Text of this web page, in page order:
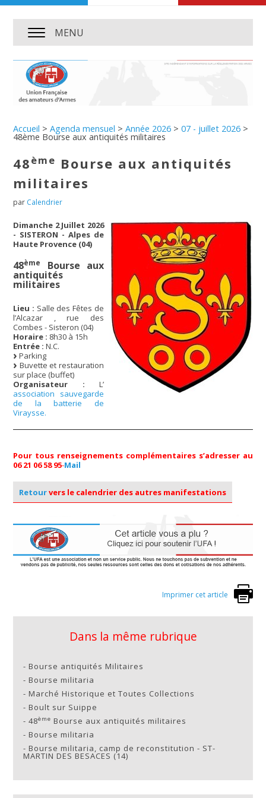
MENU
Accueil >Agenda mensuel >Année 2026 >07 - juillet 2026 >
48ème Bourse aux antiquités militaires
48ème Bourse aux antiquités
militaires
par Calendrier
Dimanche 2 Juillet 2026
- SISTERON - Alpes de
Haute Provence (04)
48ème Bourse aux
antiquités
militaires
Lieu : Salle des Fêtes de
l’Alcazar , rue des
Combes - Sisteron (04)
Horaire : 8h30 à 15h
Entrée : N.C.
Parking
Buvette et restauration
sur place (buffet)
Organisateur : L’
association sauvegarde
de la batterie de
Viraysse.
Pour tous renseignements complémentaires s’adresser au
06 21 06 58 95-Mail
Retourvers le calendrier des autres manifestations
Imprimer cet article
Dans la même rubrique
-Bourse antiquités Militaires
-Bourse militaria
-Marché Historique et Toutes Collections
-Boult sur Suippe
-48ème Bourse aux antiquités militaires
-Bourse militaria
-Bourse militaria, camp de reconstitution - ST-
MARTIN DES BESACES (14)